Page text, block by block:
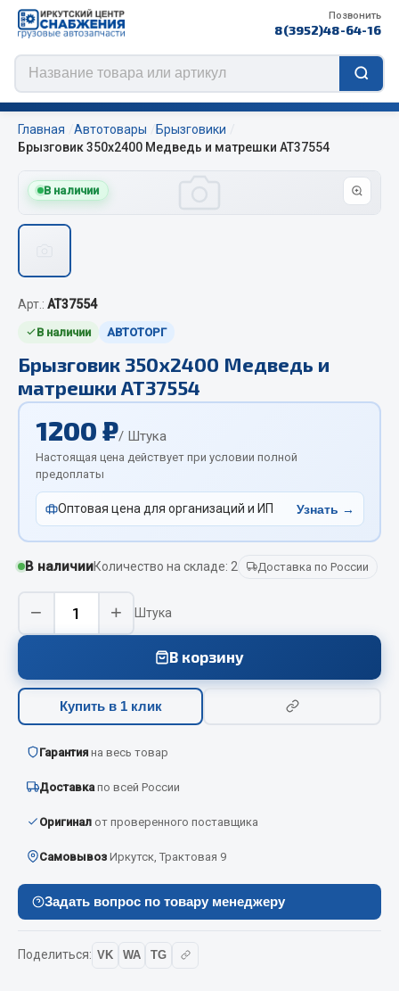
Позвонить
8(3952)48-64-16
Цепи противоскольжения
QITONG
Отопители салона, подогреватели
Автономные воздушные отопители
Жидкостные подогреватели
Отопители салона
Подогреватели тосола
Весь раздел
Автотовары
Автокаталоги
Аксессуары автомобильные
Брызговики
Вентиляторы кабины
Весь раздел
Главная Автотовары
Брызговики
Брызговик 350х2400 Медведь и матрешки АТ37554
В наличии
Арт.: AT37554
В наличии АВТОТОРГ
Брызговик 350х2400 Медведь и
матрешки АТ37554
1200 ₽/ Штука
Настоящая цена действует при условии полной
предоплаты
Оптовая цена для организаций и ИП Узнать →
В наличииКоличество на складе: 2 Доставка по России
− + Штука
В корзину
Купить в 1 клик
Гарантия на весь товар
Доставка по всей России
Оригинал от проверенного поставщика
Самовывоз Иркутск, Трактовая 9
Задать вопрос по товару менеджеру
Поделиться: VK WA TG